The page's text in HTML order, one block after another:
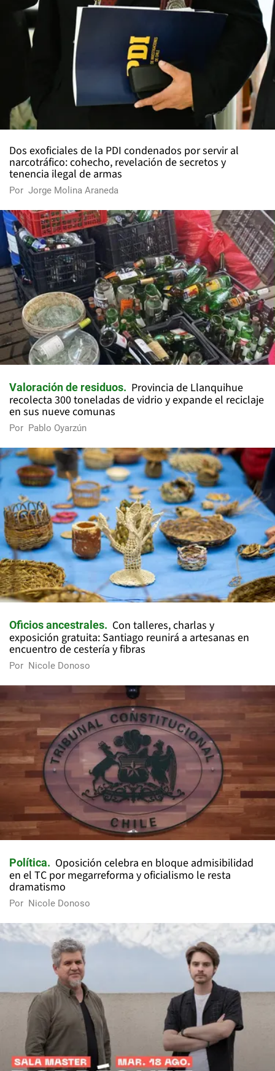
Dos exoficiales de la PDI condenados por servir al
narcotráfico: cohecho, revelación de secretos y
tenencia ilegal de armas
Por Jorge Molina Araneda
Valoración de residuos
Provincia de Llanquihue
recolecta 300 toneladas de vidrio y expande el reciclaje
en sus nueve comunas
Por Pablo Oyarzún
Oficios ancestrales
Con talleres, charlas y
exposición gratuita: Santiago reunirá a artesanas en
encuentro de cestería y fibras
Por Nicole Donoso
Política
Oposición celebra en bloque admisibilidad
en el TC por megarreforma y oficialismo le resta
dramatismo
Por Nicole Donoso